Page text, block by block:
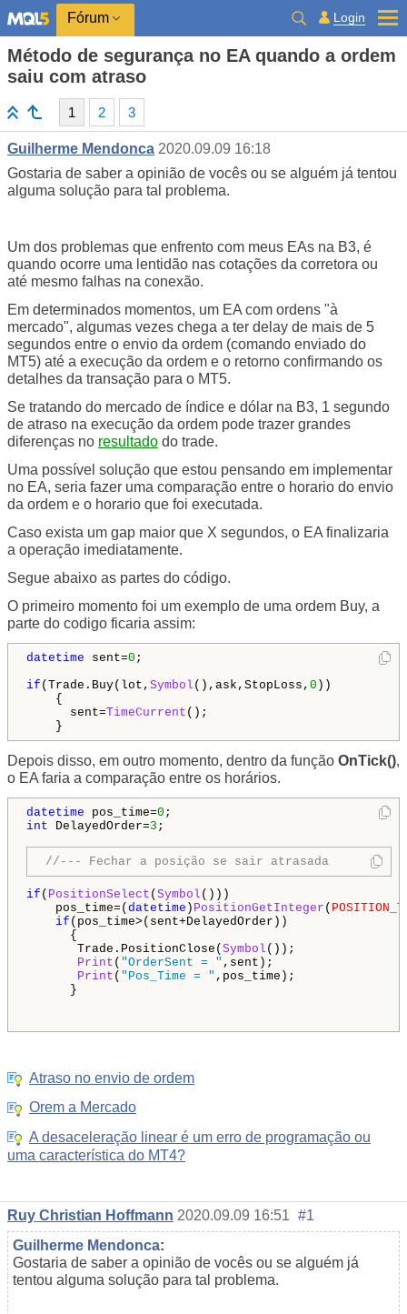
Fórum Login
Método de segurança no EA quando a ordem
saiu com atraso
1 2 3
Guilherme Mendonca 2020.09.09 16:18
Gostaria de saber a opinião de vocês ou se alguém já tentou
alguma solução para tal problema.
Um dos problemas que enfrento com meus EAs na B3, é
quando ocorre uma lentidão nas cotações da corretora ou
até mesmo falhas na conexão.
Em determinados momentos, um EA com ordens "à
mercado", algumas vezes chega a ter delay de mais de 5
segundos entre o envio da ordem (comando enviado do
MT5) até a execução da ordem e o retorno confirmando os
detalhes da transação para o MT5.
Se tratando do mercado de índice e dólar na B3, 1 segundo
de atraso na execução da ordem pode trazer grandes
diferenças no resultado do trade.
Uma possível solução que estou pensando em implementar
no EA, seria fazer uma comparação entre o horario do envio
da ordem e o horario que foi executada.
Caso exista um gap maior que X segundos, o EA finalizaria
a operação imediatamente.
Segue abaixo as partes do código.
O primeiro momento foi um exemplo de uma ordem Buy, a
parte do codigo ficaria assim:
datetime sent=0 ;
if (Trade.Buy(lot, Symbol (),ask,StopLoss, 0 ))
{
sent=TimeCurrent ();
}
Depois disso, em outro momento, dentro da função OnTick(),
o EA faria a comparação entre os horários.
datetime pos_time=0
int DelayedOrder=3 ;
//--- Fechar a posição se sair atrasada
if ( PositionSelect ( Symbol ()))
pos_time=( datetime ) PositionGetInteger (
if (pos_time>(sent+DelayedOrder))
{
Trade.PositionClose( Symbol ());
Print ( "OrderSent = " ,sent);
Print ( "Pos_Time = " ,pos_time);
}
Atraso no envio de ordem
Orem a Mercado
A desaceleração linear é um erro de programação ou
uma característica do MT4?
Ruy Christian Hoffmann 2020.09.09 16:51 #1
Guilherme Mendonca:
Gostaria de saber a opinião de vocês ou se alguém já
tentou alguma solução para tal problema.